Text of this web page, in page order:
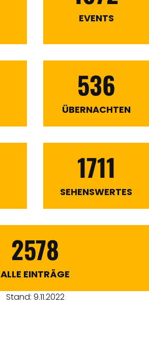
EVENTS
536
ÜBERNACHTEN
1711
SEHENSWERTES
2578
ALLE EINTRÄGE
Stand: 9.11.2022